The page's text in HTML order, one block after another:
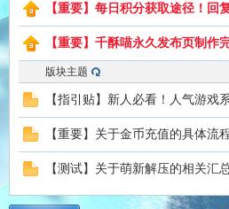
【重要】每日积分获取途径！回
【重要】千酥喵永久发布页制作
版块主题
【指引贴】新人必看！人气游戏
【重要】关于金币充值的具体流
【测试】关于萌新解压的相关汇总